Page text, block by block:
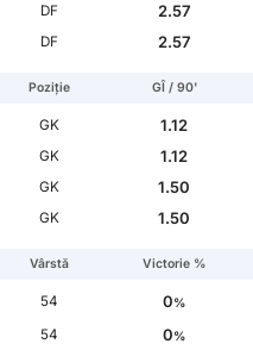
DF
2.57
DF 2.57
Poziție GÎ / 90'
GK
1.12
GK
1.12
GK
1.50
GK 1.50
Vârstă Victorie %
54 0%
54 0%